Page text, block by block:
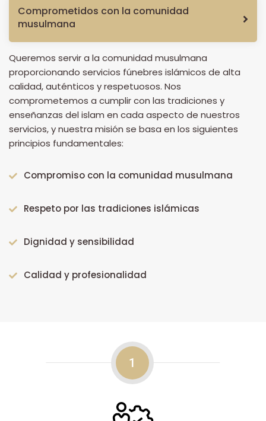
Comprometidos con la comunidad
musulmana
Queremos servir a la comunidad musulmana
proporcionando servicios fúnebres islámicos de alta
calidad, auténticos y respetuosos. Nos
comprometemos a cumplir con las tradiciones y
enseñanzas del islam en cada aspecto de nuestros
servicios, y nuestra misión se basa en los siguientes
principios fundamentales:
Compromiso con la comunidad musulmana
Respeto por las tradiciones islámicas
Dignidad y sensibilidad
Calidad y profesionalidad
1